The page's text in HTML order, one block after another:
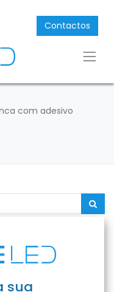
Contactos
com adesivo
sua